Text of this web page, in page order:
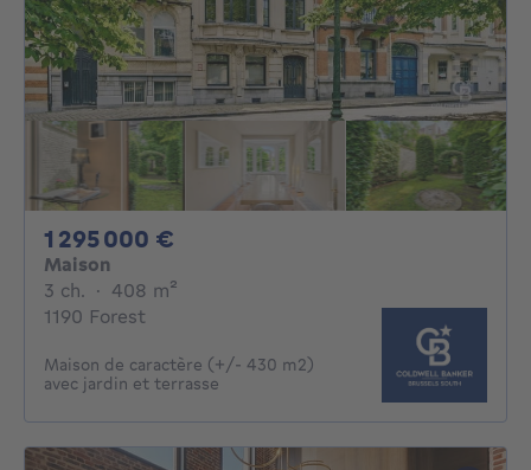
1 295 000 €
Maison
3 ch. 3 chambres
· 408 m²
1190 Forest
Maison de caractère (+/- 430 m2)
avec jardin et terrasse